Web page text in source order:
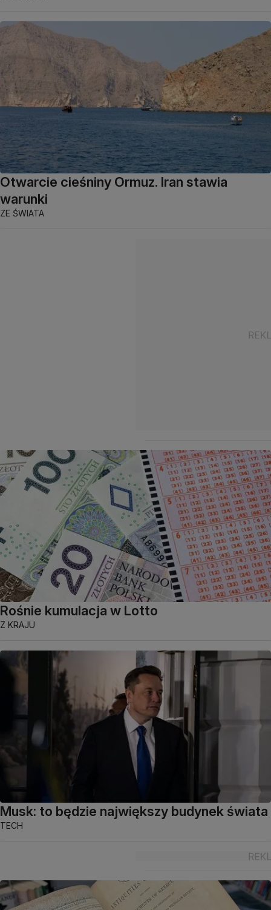
Otwarcie cieśniny Ormuz. Iran stawia
warunki
ZE ŚWIATA
Rośnie kumulacja w Lotto
Z KRAJU
Musk: to będzie największy budynek świata
TECH